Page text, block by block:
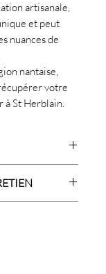
artisanale,
et peut
nuances de
nantaise,
votre
à St Herblain.